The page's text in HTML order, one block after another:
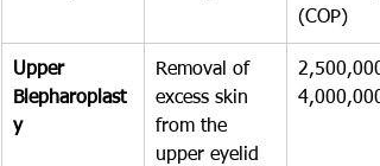
(COP)
Upper
Blepharoplast
y
Removal of
excess skin
from the
upper eyelid
4,000,000